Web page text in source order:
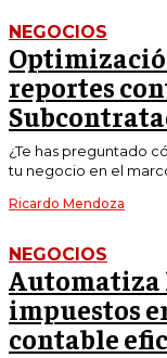
NEGOCIOS
reportes
¿Te has preguntado
tu negocio en el
Ricardo Mendoza
NEGOCIOS
Automatiza
impuestos
contable